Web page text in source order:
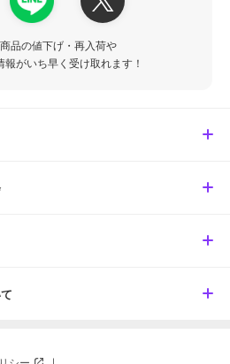
品の値下げ・再入荷や
報がいち早く受け取れます！